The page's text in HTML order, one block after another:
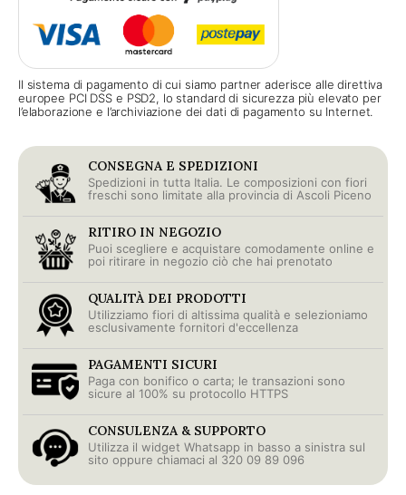
Il sistema di pagamento di cui siamo partner aderisce alle direttiva
europee PCI DSS e PSD2, lo standard di sicurezza più elevato per
l’elaborazione e l’archiviazione dei dati di pagamento su Internet.
CONSEGNA E SPEDIZIONI
Spedizioni in tutta Italia. Le composizioni con fiori
freschi sono limitate alla provincia di Ascoli Piceno
RITIRO IN NEGOZIO
Puoi scegliere e acquistare comodamente online e
poi ritirare in negozio ciò che hai prenotato
QUALITÀ DEI PRODOTTI
Utilizziamo fiori di altissima qualità e selezioniamo
esclusivamente fornitori d'eccellenza
PAGAMENTI SICURI
Paga con bonifico o carta; le transazioni sono
sicure al 100% su protocollo HTTPS
CONSULENZA & SUPPORTO
Utilizza il widget Whatsapp in basso a sinistra sul
sito oppure chiamaci al 320 09 89 096